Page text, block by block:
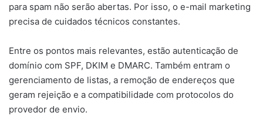
para spam não serão abertas. Por isso, o e-mail marketing
precisa de cuidados técnicos constantes.
Entre os pontos mais relevantes, estão autenticação de
domínio com SPF, DKIM e DMARC. Também entram o
gerenciamento de listas, a remoção de endereços que
geram rejeição e a compatibilidade com protocolos do
provedor de envio.